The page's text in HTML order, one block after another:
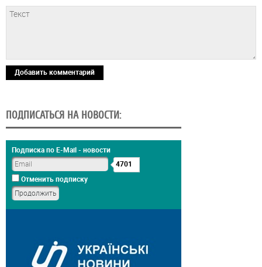
Добавить комментарий
ПОДПИСАТЬСЯ НА НОВОСТИ:
Подписка по E-Mail - новости
4701
Отменить подписку